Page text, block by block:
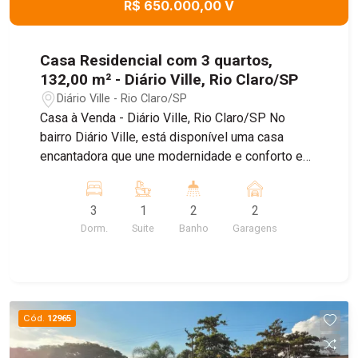
R$ 650.000,00 V
Casa Residencial com 3 quartos,
132,00 m² - Diário Ville, Rio Claro/SP
Diário Ville - Rio Claro/SP
Casa à Venda - Diário Ville, Rio Claro/SP No
bairro Diário Ville, está disponível uma casa
encantadora que une modernidade e conforto em
dois carros e uma sala integrada à cozinha em
conceito aberto, criando um ambiente amplo e
acolhedor para reunir a família e os amigos. São
e funcional. Essa casa foi pensada para quem
busca praticidade sem abrir mão da elegância,
em uma localização tranquila e valorizada da
3
Dorm.
1
Suite
2
Banho
2
Garagens
Cód. 12965